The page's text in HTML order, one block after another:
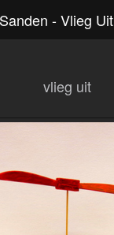
- Vlieg Uit
vlieg uit